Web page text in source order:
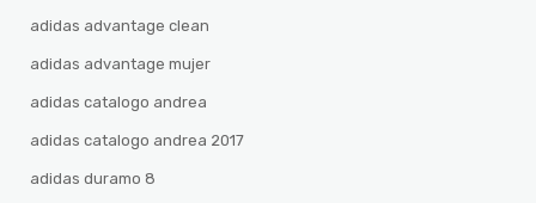
adidas advantage clean
adidas advantage mujer
adidas catalogo andrea
adidas catalogo andrea 2017
adidas duramo 8